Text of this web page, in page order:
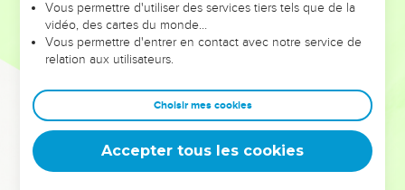
et les saisons difficiles qu'ils ont traversés, alors même que ce
sont elles qui les ont façonnés.
Dans cette conférence, leaders, entrepreneurs, et responsables
clés pour avancer avec plus de sagesse afin que leurs erreurs
deviennent vos tremplins. Que vous guidiez un ministère, une
équipe, un groupe ou une famille, leur expérience est faite
Vous permettre d'utiliser des services tiers tels que de la
vidéo, des cartes du monde…
Vous permettre d'entrer en contact avec notre service de
relation aux utilisateurs.
Choisir mes cookies
Accepter tous les cookies